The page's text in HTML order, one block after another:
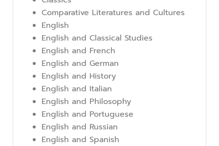
Comparative Literatures and Cultures
English
English and Classical Studies
English and French
English and German
English and History
English and Italian
English and Philosophy
English and Portuguese
English and Russian
English and Spanish